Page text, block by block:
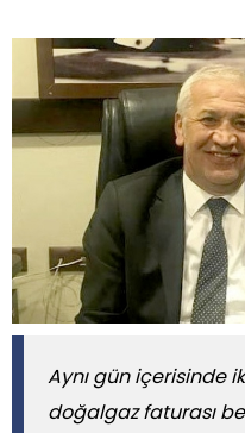
Aynı gün içerisinde
doğalgaz faturası